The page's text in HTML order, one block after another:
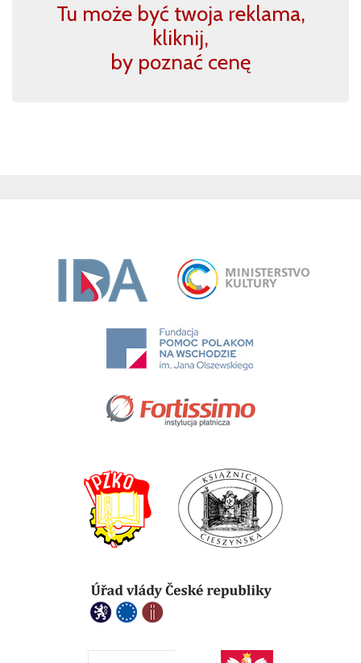
Tu może być twoja reklama,
kliknij,
by poznać cenę